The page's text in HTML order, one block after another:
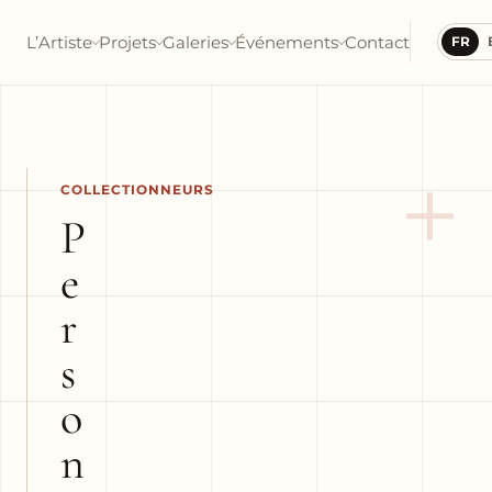
L’Artiste Projets Galeries Événements Contact FR
+
COLLECTIONNEURS
P
e
r
s
o
n